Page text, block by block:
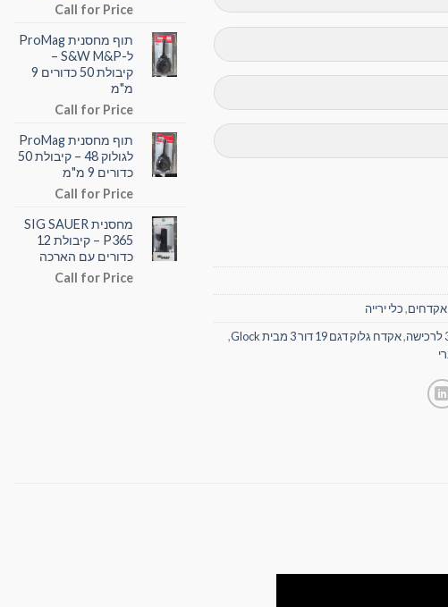
אקדחים,כלי ירייה
,אקדח גלוק דגם 19 דור 3 מבית Glock
,
Call for Price
תוף מחסנית ProMag
ל-S&W M&P –
קיבולת 50 כדורים 9
מ"מ
Call for Price
תוף מחסנית ProMag
לגולוק 48 – קיבולת 50
כדורים 9 מ"מ
Call for Price
מחסנית SIG SAUER
P365 – קיבולת 12
כדורים עם הארכה
Call for Price